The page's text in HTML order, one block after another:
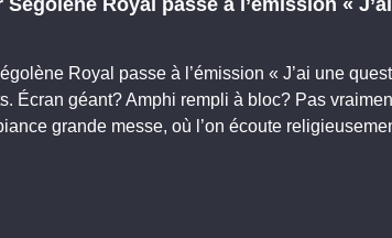
Ségolène Royal passe à l’émission «
Royal passe à l’émission « J’ai une
Écran géant? Amphi rempli à bloc? Pas
grande messe, où l’on écoute